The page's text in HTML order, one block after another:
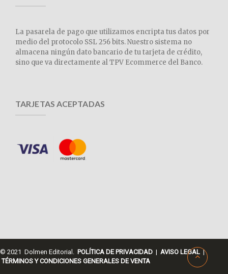
La pasarela de pago que utilizamos encripta tus datos por
medio del protocolo SSL 256 bits. Nuestro sistema no
almacena ningún dato bancario de tu tarjeta de crédito,
sino que va directamente al TPV Ecommerce del Banco.
TARJETAS ACEPTADAS
© 2021 Dolmen Editorial. POLÍTICA DE PRIVACIDAD | AVISO LEGAL |
TÉRMINOS Y CONDICIONES GENERALES DE VENTA